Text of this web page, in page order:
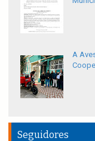
A
Seguidores